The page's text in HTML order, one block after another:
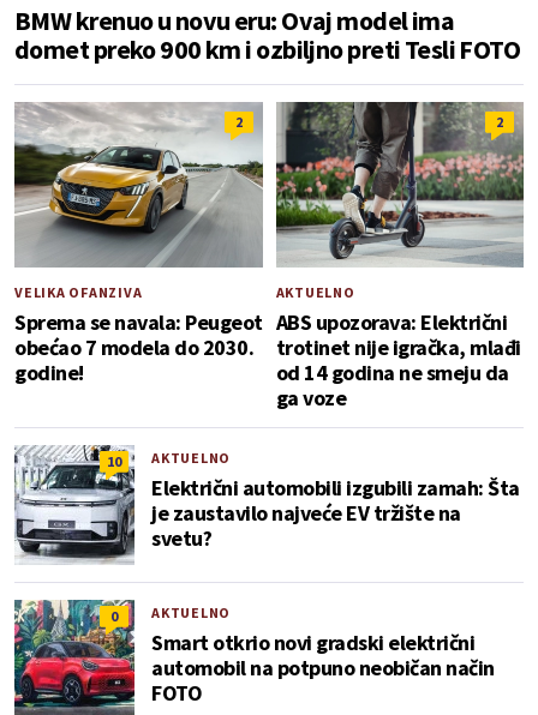
BMW krenuo u novu eru: Ovaj model ima
domet preko 900 km i ozbiljno preti Tesli FOTO
2
VELIKA OFANZIVA
Sprema se navala: Peugeot
obećao 7 modela do 2030.
godine!
2
AKTUELNO
ABS upozorava: Električni
trotinet nije igračka, mlađi
od 14 godina ne smeju da
ga voze
10 AKTUELNO
Električni automobili izgubili zamah: Šta
je zaustavilo najveće EV tržište na
svetu?
0 AKTUELNO
Smart otkrio novi gradski električni
automobil na potpuno neobičan način
FOTO